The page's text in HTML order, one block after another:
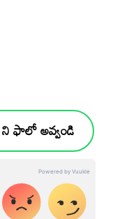
ఫాలో అవ్వండి